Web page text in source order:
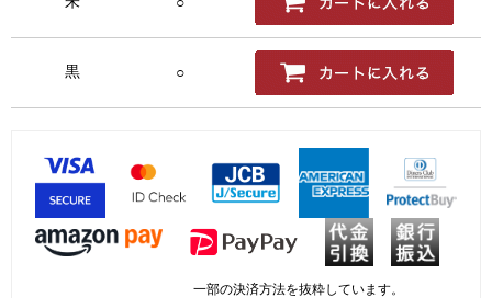
黒 ○
一部の決済方法を抜粋しています。